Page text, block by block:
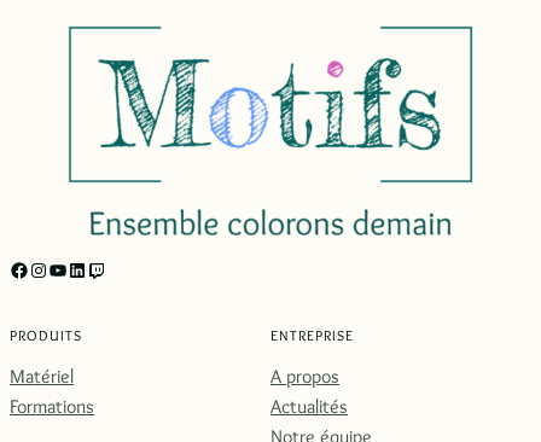
https://facebook.com/motifs.formations/ Instagram YouTube LinkedIn Twitch
PRODUITS
Matériel
Formations
ENTREPRISE
A propos
Actualités
Notre équipe